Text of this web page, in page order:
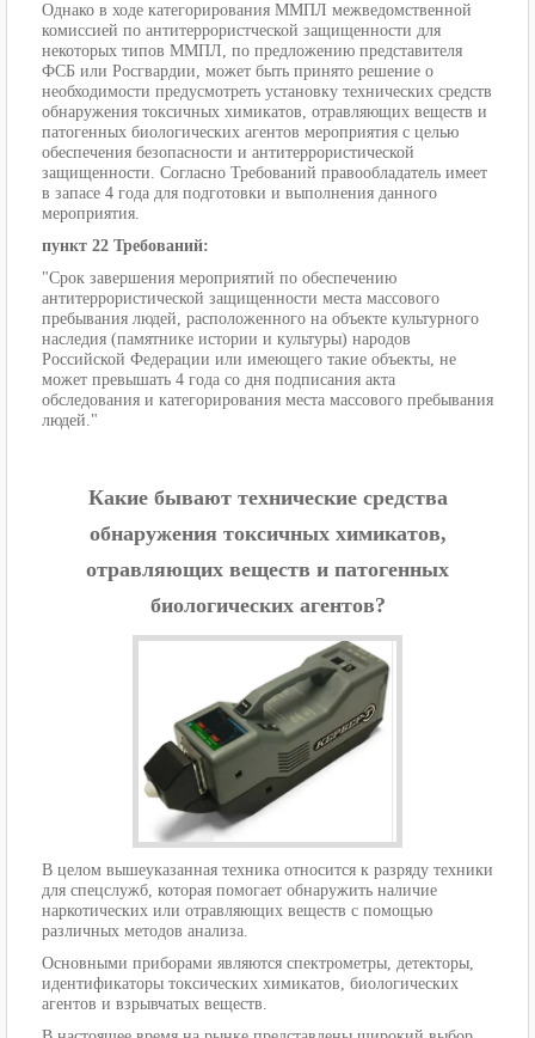
Однако в ходе категорирования ММПЛ межведомственной
комиссией по антитеррористческой защищенности для
некоторых типов ММПЛ, по предложению представителя
ФСБ или Росгвардии, может быть принято решение о
необходимости предусмотреть установку технических средств
обнаружения токсичных химикатов, отравляющих веществ и
патогенных биологических агентов мероприятия с целью
обеспечения безопасности и антитеррористической
защищенности. Согласно Требований правообладатель имеет
в запасе 4 года для подготовки и выполнения данного
мероприятия.
пункт 22 Требований:
"Срок завершения мероприятий по обеспечению
антитеррористической защищенности места массового
пребывания людей, расположенного на объекте культурного
наследия (памятнике истории и культуры) народов
Российской Федерации или имеющего такие объекты, не
может превышать 4 года со дня подписания акта
обследования и категорирования места массового пребывания
людей."
Какие бывают технические средства
обнаружения токсичных химикатов,
отравляющих веществ и патогенных
биологических агентов?
В целом вышеуказанная техника относится к разряду техники
для спецслужб, которая помогает обнаружить наличие
наркотических или отравляющих веществ с помощью
различных методов анализа.
Основными приборами являются спектрометры, детекторы,
идентификаторы токсических химикатов, биологических
агентов и взрывчатых веществ.